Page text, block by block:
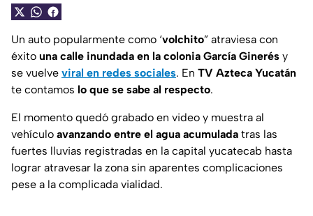
Un auto popularmente como ‘volchito” atraviesa con
éxito una calle inundada en la colonia García Ginerés y
se vuelve viral en redes sociales. En TV Azteca Yucatán
te contamos lo que se sabe al respecto.
El momento quedó grabado en video y muestra al
vehículo avanzando entre el agua acumulada tras las
fuertes lluvias registradas en la capital yucatecab hasta
lograr atravesar la zona sin aparentes complicaciones
pese a la complicada vialidad.